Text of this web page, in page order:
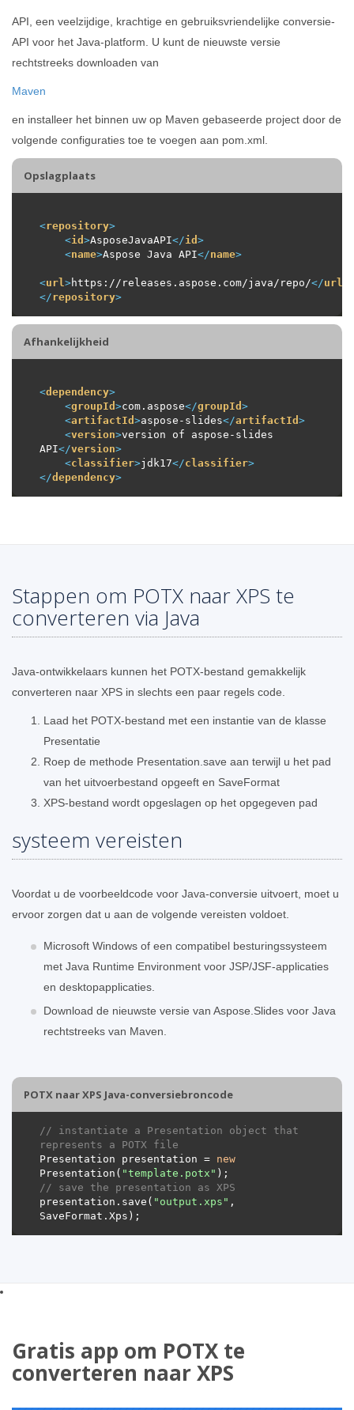
API, een veelzijdige, krachtige en gebruiksvriendelijke conversie-
API voor het Java-platform. U kunt de nieuwste versie
rechtstreeks downloaden van
Maven
en installeer het binnen uw op Maven gebaseerde project door de
volgende configuraties toe te voegen aan pom.xml.
Opslagplaats
<repository>
<id >AsposeJavaAPI</id >
<name>Aspose Java API</name>
<url >https://releases.aspose.com/java/repo/</url
</repository>
Afhankelijkheid
<dependency>
<groupId >com.aspose</groupId >
<artifactId >aspose-slides</artifactId >
<version>version of aspose-slides
API</version>
<classifier>jdk17</classifier>
</dependency>
Stappen om POTX naar XPS te
converteren via Java
Java-ontwikkelaars kunnen het POTX-bestand gemakkelijk
converteren naar XPS in slechts een paar regels code.
Laad het POTX-bestand met een instantie van de klasse
Presentatie
Roep de methode Presentation.save aan terwijl u het pad
van het uitvoerbestand opgeeft en SaveFormat
XPS-bestand wordt opgeslagen op het opgegeven pad
systeem vereisten
Voordat u de voorbeeldcode voor Java-conversie uitvoert, moet u
ervoor zorgen dat u aan de volgende vereisten voldoet.
Microsoft Windows of een compatibel besturingssysteem
met Java Runtime Environment voor JSP/JSF-applicaties
en desktopapplicaties.
Download de nieuwste versie van Aspose.Slides voor Java
rechtstreeks van Maven.
POTX naar XPS Java-conversiebroncode
// instantiate a Presentation object that
represents a POTX file
Presentation presentation = new
Presentation( "template.potx"
// save the presentation as XPS
presentation.save( "output.xps" ,
Gratis app om POTX te
converteren naar XPS